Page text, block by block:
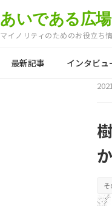
あいである広場
マイノリティのためのお役立ち
最新記事 インタビュ